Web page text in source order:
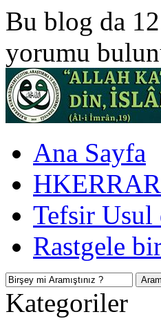
Bu blog da
yorumu
Ana Sayfa
Tefsir
Rastgele
Kategoriler